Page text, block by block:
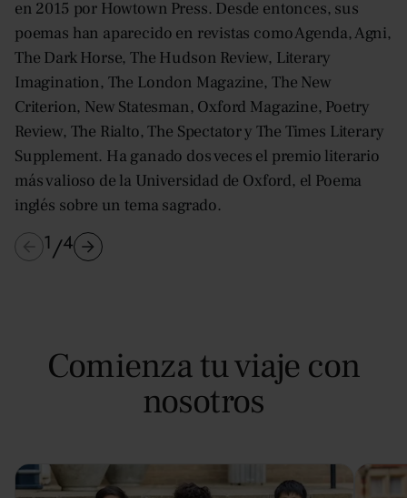
en 2015 por Howtown Press. Desde entonces, sus
poemas han aparecido en revistas como Agenda, Agni,
The Dark Horse, The Hudson Review, Literary
Imagination, The London Magazine, The New
Criterion, New Statesman, Oxford Magazine, Poetry
Review, The Rialto, The Spectator y The Times Literary
Supplement. Ha ganado dos veces el premio literario
más valioso de la Universidad de Oxford, el Poema
inglés sobre un tema sagrado.
1/4
Comienza tu viaje con
nosotros